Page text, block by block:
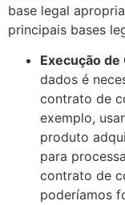
base legal
principais bases
Execução
dados é
contrato de
exemplo,
produto
para
contrato de
poderíamos